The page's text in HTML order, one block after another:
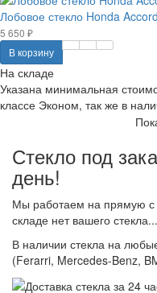
Лобовое стекло Honda
5 650 ₽
В корзину
На складе
Указана минимальная
классе Эконом, так же в
Стекло под
день!
Мы работаем на прямую с
складе нет вашего
В наличии стекла на
(Ferarri, Mercedes-Benz,